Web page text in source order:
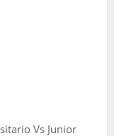
Vs Junior